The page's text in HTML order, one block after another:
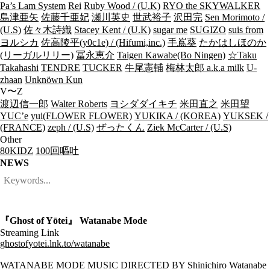
Pa’s Lam System Rei Ruby Wood / (U.K) RYO the SKYWALKER
島津亜矢 佐藤千亜妃 瀬川英史 世武裕子 沢田完 Sen Morimoto /
(U.S) 佐々木詩織 Stacey Kent / (U.K) sugar me SUGIZO suis from
ヨルシカ 佐高陵平(y0c1e) / (Hifumi,inc.) 手嶌葵 たかはしほのか
(リーガルリリー) 冨永恵介 Taigen Kawabe(Bo Ningen) ☆Taku
Takahashi TENDRE TUCKER 牛尾憲輔 梅林太郎 a.k.a milk U-
zhaan Unknöwn Kun
V〜Z
渡辺信一郎 Walter Roberts ヨシダダイキチ 米田直之 米田望
YUC’e yui(FLOWER FLOWER) YUKIKA / (KOREA) YUKSEK /
(FRANCE) zeph / (U.S) ぜったくん Ziek McCarter / (U.S)
Other
80KIDZ 100回嘔吐
NEWS
『Ghost of Yōtei』 Watanabe Mode
Streaming Link
ghostofyotei.lnk.to/watanabe
WATANABE MODE MUSIC DIRECTED BY Shinichiro Watanabe